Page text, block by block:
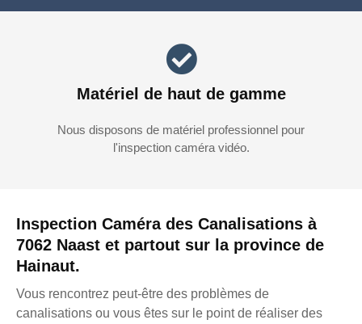
Inspection Caméra des Canalisations à
7062 Naast et partout sur la province de
Hainaut.
Vous rencontrez peut-être des problèmes de
canalisations ou vous êtes sur le point de réaliser des
Matériel de haut de gamme
Nous disposons de matériel professionnel pour
l'inspection caméra vidéo.